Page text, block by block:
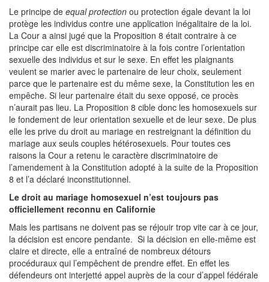
Le principe de equal protection ou protection égale devant la loi
protège les individus contre une application inégalitaire de la loi.
La Cour a ainsi jugé que la Proposition 8 était contraire à ce
principe car elle est discriminatoire à la fois contre l’orientation
sexuelle des individus et sur le sexe. En effet les plaignants
veulent se marier avec le partenaire de leur choix, seulement
parce que le partenaire est du même sexe, la Constitution les en
empêche. Si leur partenaire était du sexe opposé, ce procès
n’aurait pas lieu. La Proposition 8 cible donc les homosexuels sur
le fondement de leur orientation sexuelle et de leur sexe. De plus
elle les prive du droit au mariage en restreignant la définition du
mariage aux seuls couples hétérosexuels. Pour toutes ces
raisons la Cour a retenu le caractère discriminatoire de
l’amendement à la Constitution adopté à la suite de la Proposition
8 et l’a déclaré inconstitutionnel.
Le droit au mariage homosexuel n’est toujours pas
officiellement reconnu en Californie
Mais les partisans ne doivent pas se réjouir trop vite car à ce jour,
la décision est encore pendante. Si la décision en elle-même est
claire et directe, elle a entraîné de nombreux détours
procéduraux qui l’empêchent de prendre effet. En effet les
défendeurs ont interjetté appel auprès de la cour d’appel fédérale